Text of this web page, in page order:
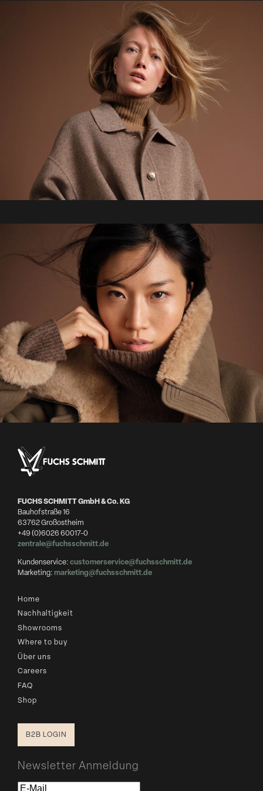
FUCHS SCHMITT GmbH & Co. KG
Bauhofstraße 16
63762 Großostheim
+49 (0)6026 60017-0
zentrale@fuchsschmitt.de
Kundenservice:customerservice@fuchsschmitt.de
Marketing:marketing@fuchsschmitt.de
Home
Nachhaltigkeit
Showrooms
Where to buy
Über uns
Careers
FAQ
Shop
B2B LOGIN
Newsletter Anmeldung
E-